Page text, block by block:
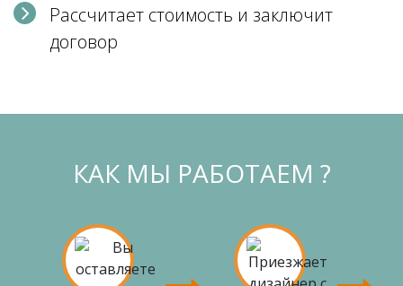
Рассчитает стоимость и заключит
договор
КАК МЫ РАБОТАЕМ ?